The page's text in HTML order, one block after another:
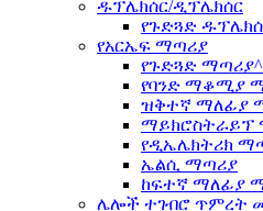
ዱፕሌክሰር/ዲፕሌክሰር
የጉድጓድ
የአርኤፍ ማጣሪያ
የጉድጓድ
የባንድ ማቆሚያ
ዝቅተኛ ማለፊያ
ማይክሮስትራይፕ
የዲኤሌክትሪክ
ኤልሲ ማጣሪያ
ከፍተኛ ማለፊያ
ሌሎች ተገብሮ ጥምረት